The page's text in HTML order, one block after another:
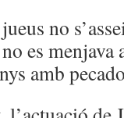
no
es menjava
amb